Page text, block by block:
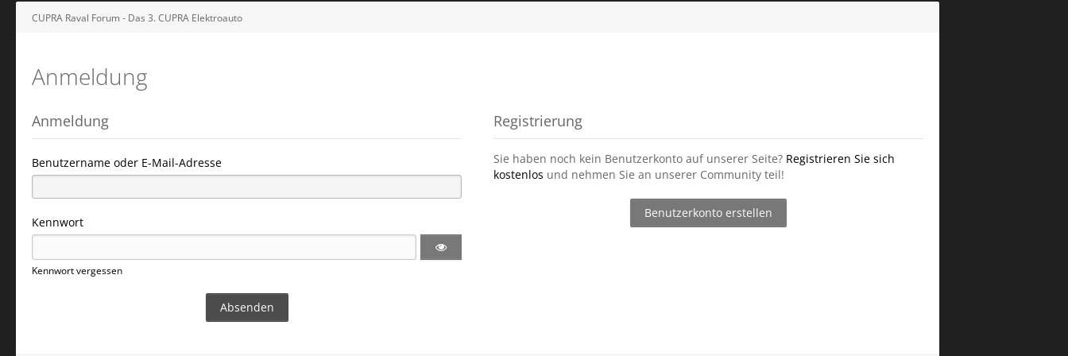
CUPRA Raval Forum - Das 3. CUPRA Elektroauto
Anmeldung
Anmeldung
Benutzername oder E-Mail-Adresse
Kennwort
Kennwort vergessen
Registrierung
Sie haben noch kein Benutzerkonto auf unserer Seite? Registrieren Sie sich
kostenlos und nehmen Sie an unserer Community teil!
Benutzerkonto erstellen